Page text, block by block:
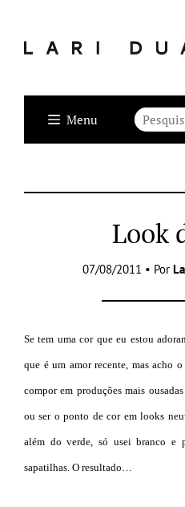
Menu
Look
07/08/2011 • Por
Se tem uma cor que eu estou
que é um amor recente, mas acho
compor em produções mais
ou ser o ponto de cor em looks
além do verde, só usei branco e
sapatilhas. O resultado…